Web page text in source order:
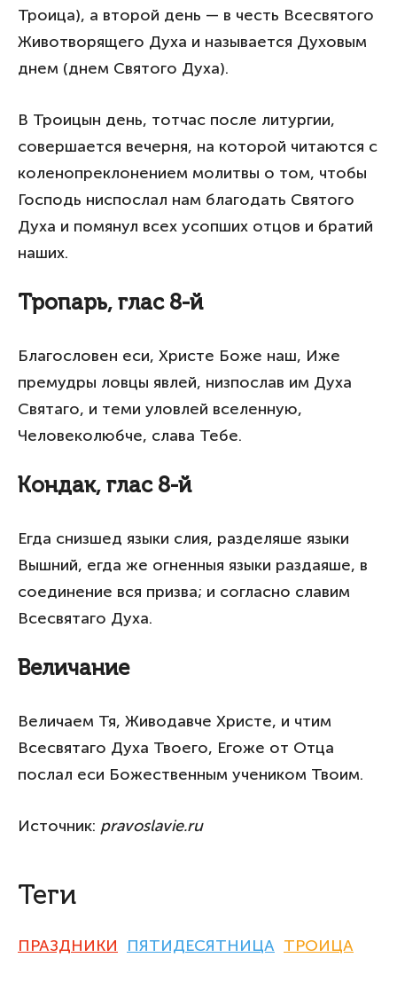
Троица), а второй день — в честь Всесвятого
Животворящего Духа и называется Духовым
днем (днем Святого Духа).
В Троицын день, тотчас после литургии,
совершается вечерня, на которой читаются с
коленопреклонением молитвы о том, чтобы
Господь ниспослал нам благодать Святого
Духа и помянул всех усопших отцов и братий
наших.
Тропарь, глас 8-й
Благословен еси, Христе Боже наш, Иже
премудры ловцы явлей, низпослав им Духа
Святаго, и теми уловлей вселенную,
Человеколюбче, слава Тебе.
Кондак, глас 8-й
Егда снизшед языки слия, разделяше языки
Вышний, егда же огненныя языки раздаяше, в
соединение вся призва; и согласно славим
Всесвятаго Духа.
Величание
Величаем Тя, Живодавче Христе, и чтим
Всесвятаго Духа Твоего, Егоже от Отца
послал еси Божественным учеником Твоим.
Источник: pravoslavie.ru
Теги
ПРАЗДНИКИ ПЯТИДЕСЯТНИЦА ТРОИЦА